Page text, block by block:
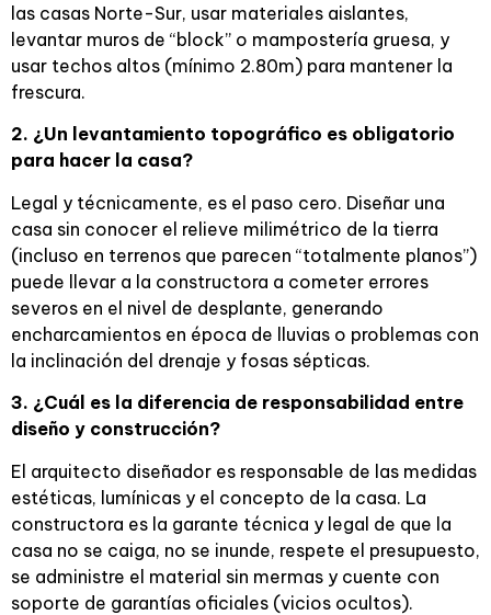
las casas Norte-Sur, usar materiales aislantes,
levantar muros de “block” o mampostería gruesa, y
usar techos altos (mínimo 2.80m) para mantener la
frescura.
2. ¿Un levantamiento topográfico es obligatorio
para hacer la casa?
Legal y técnicamente, es el paso cero. Diseñar una
casa sin conocer el relieve milimétrico de la tierra
(incluso en terrenos que parecen “totalmente planos”)
puede llevar a la constructora a cometer errores
severos en el nivel de desplante, generando
encharcamientos en época de lluvias o problemas con
la inclinación del drenaje y fosas sépticas.
3. ¿Cuál es la diferencia de responsabilidad entre
diseño y construcción?
El arquitecto diseñador es responsable de las medidas
estéticas, lumínicas y el concepto de la casa. La
constructora es la garante técnica y legal de que la
casa no se caiga, no se inunde, respete el presupuesto,
se administre el material sin mermas y cuente con
soporte de garantías oficiales (vicios ocultos).